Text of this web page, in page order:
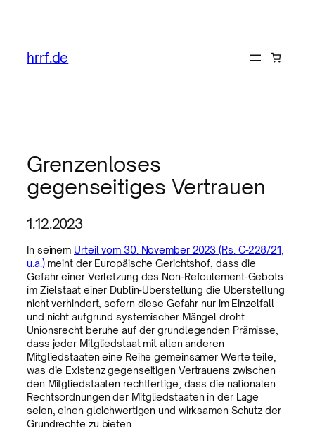
hrrf.de
Grenzenloses
gegenseitiges Vertrauen
1.12.2023
In seinem Urteil vom 30. November 2023 (Rs. C-228/21,
u.a.)meint der Europäische Gerichtshof, dass die
Gefahr einer Verletzung des Non-Refoulement-Gebots
im Zielstaat einer Dublin-Überstellung die Überstellung
nicht verhindert, sofern diese Gefahr nur im Einzelfall
und nicht aufgrund systemischer Mängel droht.
Unionsrecht beruhe auf der grundlegenden Prämisse,
dass jeder Mitgliedstaat mit allen anderen
Mitgliedstaaten eine Reihe gemeinsamer Werte teile,
was die Existenz gegenseitigen Vertrauens zwischen
den Mitgliedstaaten rechtfertige, dass die nationalen
Rechtsordnungen der Mitgliedstaaten in der Lage
seien, einen gleichwertigen und wirksamen Schutz der
Grundrechte zu bieten.